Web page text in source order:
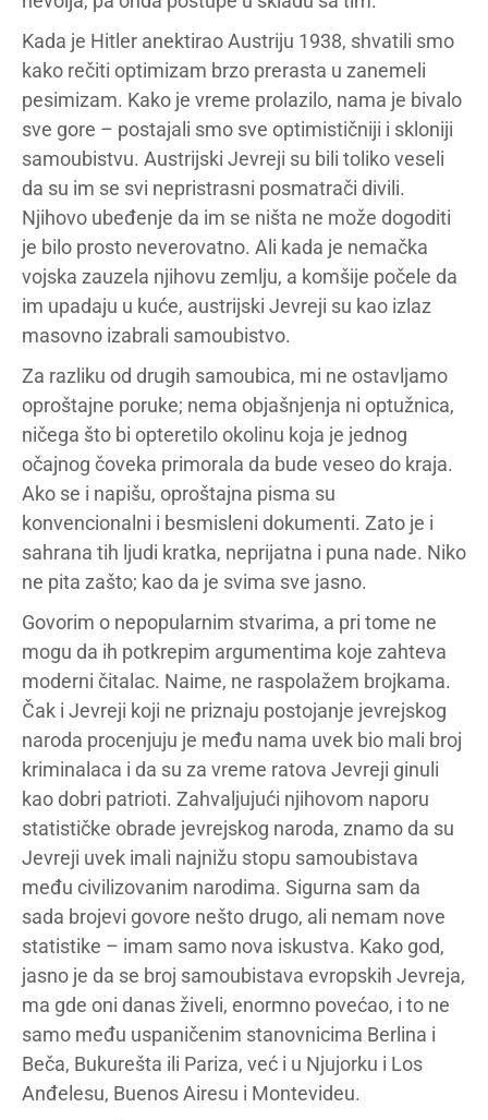
Kada je Hitler anektirao Austriju 1938, shvatili smo
kako rečiti optimizam brzo prerasta u zanemeli
pesimizam. Kako je vreme prolazilo, nama je bivalo
sve gore – postajali smo sve optimističniji i skloniji
samoubistvu. Austrijski Jevreji su bili toliko veseli
da su im se svi nepristrasni posmatrači divili.
Njihovo ubeđenje da im se ništa ne može dogoditi
je bilo prosto neverovatno. Ali kada je nemačka
vojska zauzela njihovu zemlju, a komšije počele da
im upadaju u kuće, austrijski Jevreji su kao izlaz
masovno izabrali samoubistvo.
Za razliku od drugih samoubica, mi ne ostavljamo
oproštajne poruke; nema objašnjenja ni optužnica,
ničega što bi opteretilo okolinu koja je jednog
očajnog čoveka primorala da bude veseo do kraja.
Ako se i napišu, oproštajna pisma su
konvencionalni i besmisleni dokumenti. Zato je i
sahrana tih ljudi kratka, neprijatna i puna nade. Niko
ne pita zašto; kao da je svima sve jasno.
Govorim o nepopularnim stvarima, a pri tome ne
mogu da ih potkrepim argumentima koje zahteva
moderni čitalac. Naime, ne raspolažem brojkama.
Čak i Jevreji koji ne priznaju postojanje jevrejskog
naroda procenjuju je među nama uvek bio mali broj
kriminalaca i da su za vreme ratova Jevreji ginuli
kao dobri patrioti. Zahvaljujući njihovom naporu
statističke obrade jevrejskog naroda, znamo da su
Jevreji uvek imali najnižu stopu samoubistava
među civilizovanim narodima. Sigurna sam da
sada brojevi govore nešto drugo, ali nemam nove
statistike – imam samo nova iskustva. Kako god,
jasno je da se broj samoubistava evropskih Jevreja,
ma gde oni danas živeli, enormno povećao, i to ne
samo među uspaničenim stanovnicima Berlina i
Beča, Bukurešta ili Pariza, već i u Njujorku i Los
Anđelesu, Buenos Airesu i Montevideu.